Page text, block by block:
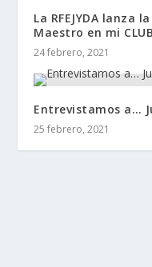
La RFEJYDA lanza
Maestro en mi
24 febrero, 2021
Entrevistamos a…
25 febrero, 2021